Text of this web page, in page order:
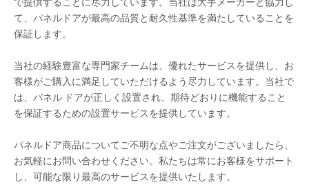
て、パネルドアが最高の品質と耐久性基準を満たしていることを
保証します。
当社の経験豊富な専門家チームは、優れたサービスを提供し、お
客様がご購入に満足していただけるよう尽力して​​います。当社で
は、パネル ドアが正しく設置され、期待どおりに機能すること
を保証するための設置サービスを提供しています。
パネルドア商品についてご不明な点やご注文がございましたら、
お気軽にお問い合わせください。私たちは常にお客様をサポ​​ート
し、可能な限り最高のサービスを提供いたします。